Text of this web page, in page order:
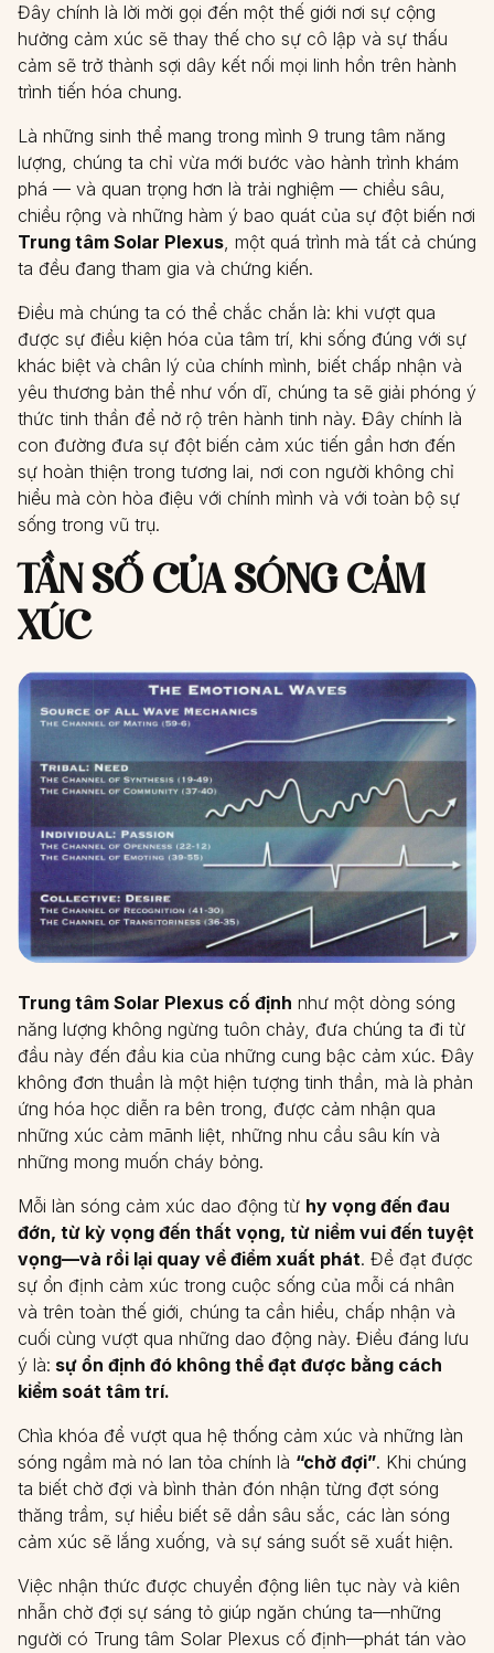
Đây chính là lời mời gọi đến một thế giới nơi sự cộng
hưởng cảm xúc sẽ thay thế cho sự cô lập và sự thấu
cảm sẽ trở thành sợi dây kết nối mọi linh hồn trên hành
trình tiến hóa chung.
Là những sinh thể mang trong mình 9 trung tâm năng
lượng, chúng ta chỉ vừa mới bước vào hành trình khám
phá — và quan trọng hơn là trải nghiệm — chiều sâu,
chiều rộng và những hàm ý bao quát của sự đột biến nơi
Trung tâm Solar Plexus, một quá trình mà tất cả chúng
ta đều đang tham gia và chứng kiến.
Điều mà chúng ta có thể chắc chắn là: khi vượt qua
được sự điều kiện hóa của tâm trí, khi sống đúng với sự
khác biệt và chân lý của chính mình, biết chấp nhận và
yêu thương bản thể như vốn dĩ, chúng ta sẽ giải phóng ý
thức tinh thần để nở rộ trên hành tinh này. Đây chính là
con đường đưa sự đột biến cảm xúc tiến gần hơn đến
sự hoàn thiện trong tương lai, nơi con người không chỉ
hiểu mà còn hòa điệu với chính mình và với toàn bộ sự
sống trong vũ trụ.
TẦN SỐ CỦA SÓNG CẢM
XÚC
Trung tâm Solar Plexus cố định như một dòng sóng
năng lượng không ngừng tuôn chảy, đưa chúng ta đi từ
đầu này đến đầu kia của những cung bậc cảm xúc. Đây
không đơn thuần là một hiện tượng tinh thần, mà là phản
ứng hóa học diễn ra bên trong, được cảm nhận qua
những xúc cảm mãnh liệt, những nhu cầu sâu kín và
những mong muốn cháy bỏng.
Mỗi làn sóng cảm xúc dao động từ hy vọng đến đau
đớn, từ kỳ vọng đến thất vọng, từ niềm vui đến tuyệt
vọng—và rồi lại quay về điểm xuất phát. Để đạt được
sự ổn định cảm xúc trong cuộc sống của mỗi cá nhân
và trên toàn thế giới, chúng ta cần hiểu, chấp nhận và
cuối cùng vượt qua những dao động này. Điều đáng lưu
ý là: sự ổn định đó không thể đạt được bằng cách
kiểm soát tâm trí.
Chìa khóa để vượt qua hệ thống cảm xúc và những làn
sóng ngầm mà nó lan tỏa chính là “chờ đợi”. Khi chúng
ta biết chờ đợi và bình thản đón nhận từng đợt sóng
thăng trầm, sự hiểu biết sẽ dần sâu sắc, các làn sóng
cảm xúc sẽ lắng xuống, và sự sáng suốt sẽ xuất hiện.
Việc nhận thức được chuyển động liên tục này và kiên
nhẫn chờ đợi sự sáng tỏ giúp ngăn chúng ta—những
người có Trung tâm Solar Plexus cố định—phát tán vào